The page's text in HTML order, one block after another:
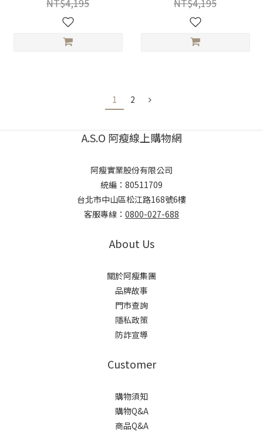
NT$4,195
NT$4,195
1 2
A.S.O 阿瘦線上購物網
阿瘦實業股份有限公司
統編：80511709
台北市中山區松江路168號6樓
客服專線： 0800-027-688
About Us
關於阿瘦集團
品牌故事
門市查詢
隱私政策
防詐宣導
Customer
購物須知
購物Q&A
商品Q&A